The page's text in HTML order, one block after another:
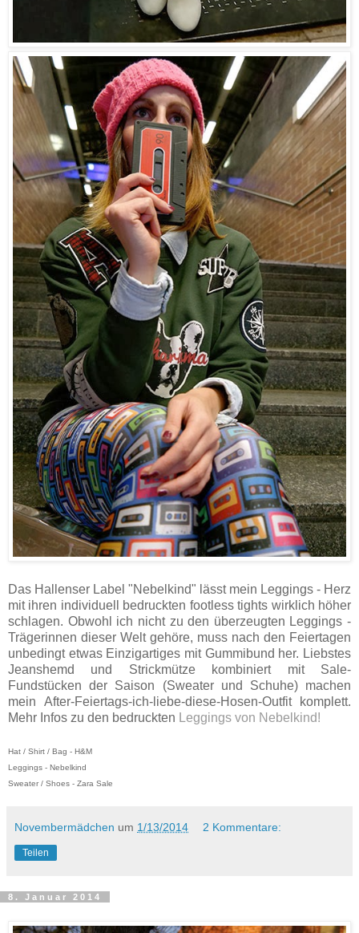
Das Hallenser Label "Nebelkind" lässt mein Leggings - Herz
mit ihren individuell bedruckten footless tights wirklich höher
schlagen. Obwohl ich nicht zu den überzeugten Leggings -
Trägerinnen dieser Welt gehöre, muss nach den Feiertagen
unbedingt etwas Einzigartiges mit Gummibund her. Liebstes
Jeanshemd und Strickmütze kombiniert mit Sale-
Fundstücken der Saison (Sweater und Schuhe) machen
mein After-Feiertags-ich-liebe-diese-Hosen-Outfit komplett.
Mehr Infos zu den bedruckten
Leggings von Nebelkind!
Hat / Shirt / Bag - H&M
Leggings - Nebelkind
Sweater / Shoes - Zara Sale
Novembermädchen um 1/13/2014 2 Kommentare:
Teilen
8. Januar 2014